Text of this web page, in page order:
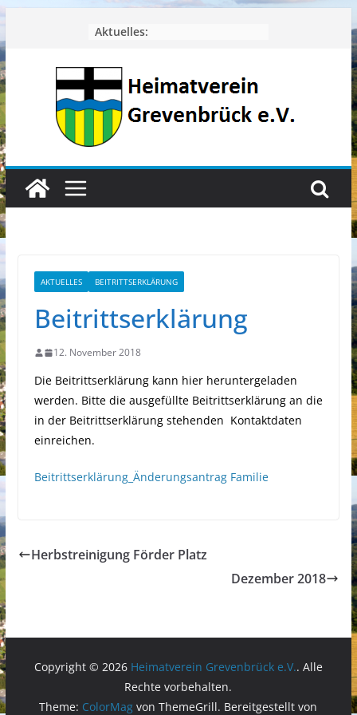
Zum
Inhalt
springen
Aktuelles:
AKTUELLES BEITRITTSERKLÄRUNG
Beitrittserklärung
12. November 2018
Die Beitrittserklärung kann hier heruntergeladen
werden. Bitte die ausgefüllte Beitrittserklärung an die
in der Beitrittserklärung stehenden Kontaktdaten
einreichen.
Beitrittserklärung_Änderungsantrag Familie
Herbstreinigung Förder Platz
Dezember 2018
Copyright © 2026 Heimatverein Grevenbrück e.V.. Alle
Rechte vorbehalten.
Theme: ColorMag von ThemeGrill. Bereitgestellt von